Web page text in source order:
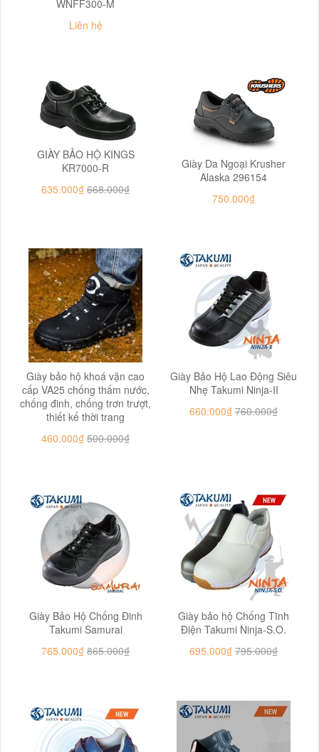
WNFF300-M
Liên hệ
GIÀY BẢO HỘ KINGS
KR7000-R
635.000₫ 668.000₫
Giày Da Ngoại Krusher
Alaska 296154
750.000₫
Giày bảo hộ khoá vặn cao
cấp VA25 chống thấm nước,
chống đinh, chống trơn trượt,
thiết kế thời trang
460.000₫ 500.000₫
Giày Bảo Hộ Lao Động Siêu
Nhẹ Takumi Ninja-II
660.000₫ 760.000₫
Giày Bảo Hộ Chống Đinh
Takumi Samurai
765.000₫ 865.000₫
Giày bảo hộ Chống Tĩnh
Điện Takumi Ninja-S.O.
695.000₫ 795.000₫